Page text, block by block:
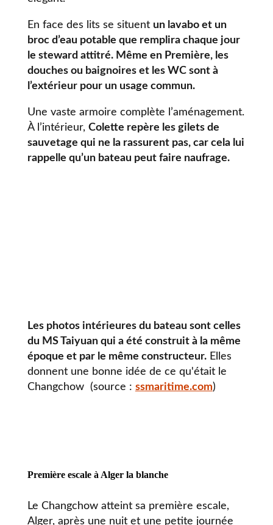
En face des lits se situent un lavabo et un
broc d’eau potable que remplira chaque jour
le steward attitré. Même en Première, les
douches ou baignoires et les WC sont à
l’extérieur pour un usage commun.
Une vaste armoire complète l’aménagement.
À l’intérieur, Colette repère les gilets de
sauvetage qui ne la rassurent pas, car cela lui
rappelle qu’un bateau peut faire naufrage.
Les photos intérieures du bateau sont celles
du MS Taiyuan qui a été construit à la même
époque et par le même constructeur.Elles
donnent une bonne idée de ce qu'était le
Changchow (source : ssmaritime.com)
Première escale à Alger la blanche
Le Changchow atteint sa première escale,
Alger, après une nuit et une petite journée